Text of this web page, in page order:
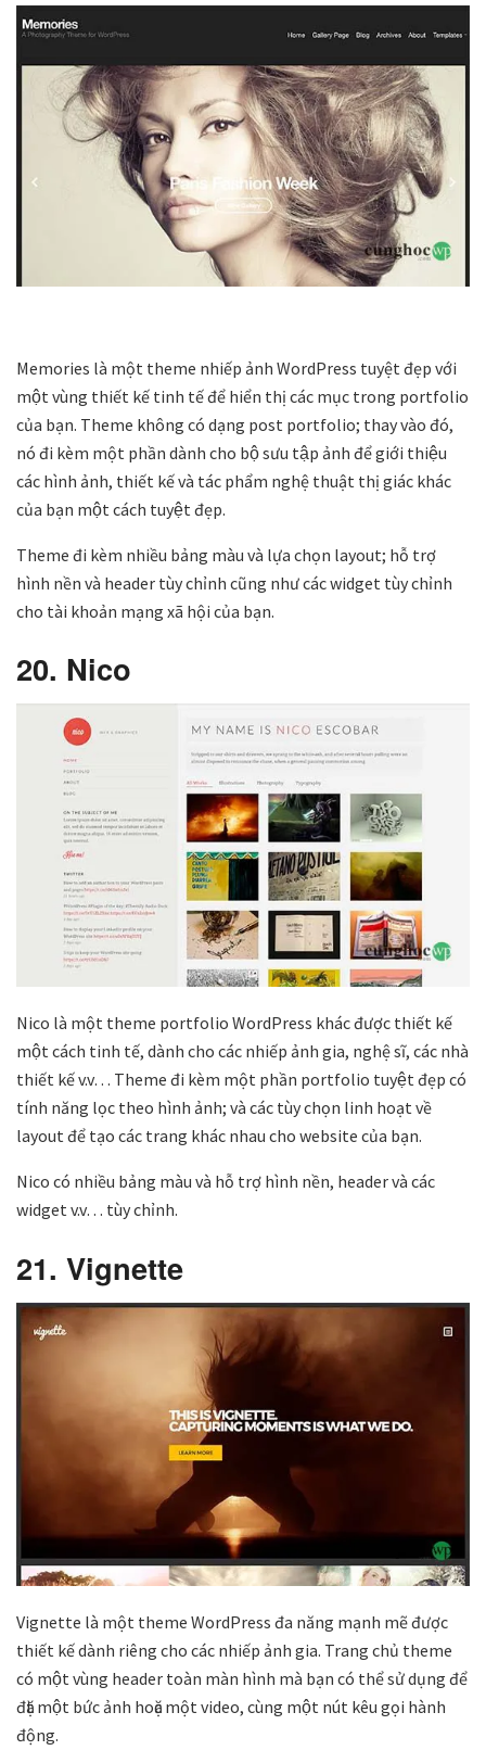
Memories là một theme nhiếp ảnh WordPress tuyệt đẹp với
một vùng thiết kế tinh tế để hiển thị các mục trong portfolio
của bạn. Theme không có dạng post portfolio; thay vào đó,
nó đi kèm một phần dành cho bộ sưu tập ảnh để giới thiệu
các hình ảnh, thiết kế và tác phẩm nghệ thuật thị giác khác
của bạn một cách tuyệt đẹp.
Theme đi kèm nhiều bảng màu và lựa chọn layout; hỗ trợ
hình nền và header tùy chỉnh cũng như các widget tùy chỉnh
cho tài khoản mạng xã hội của bạn.
20. Nico
Nico là một theme portfolio WordPress khác được thiết kế
một cách tinh tế, dành cho các nhiếp ảnh gia, nghệ sĩ, các nhà
thiết kế v.v… Theme đi kèm một phần portfolio tuyệt đẹp có
tính năng lọc theo hình ảnh; và các tùy chọn linh hoạt về
layout để tạo các trang khác nhau cho website của bạn.
Nico có nhiều bảng màu và hỗ trợ hình nền, header và các
widget v.v… tùy chỉnh.
21. Vignette
Vignette là một theme WordPress đa năng mạnh mẽ được
thiết kế dành riêng cho các nhiếp ảnh gia. Trang chủ theme
có một vùng header toàn màn hình mà bạn có thể sử dụng để
đặt một bức ảnh hoặc một video, cùng một nút kêu gọi hành
động.